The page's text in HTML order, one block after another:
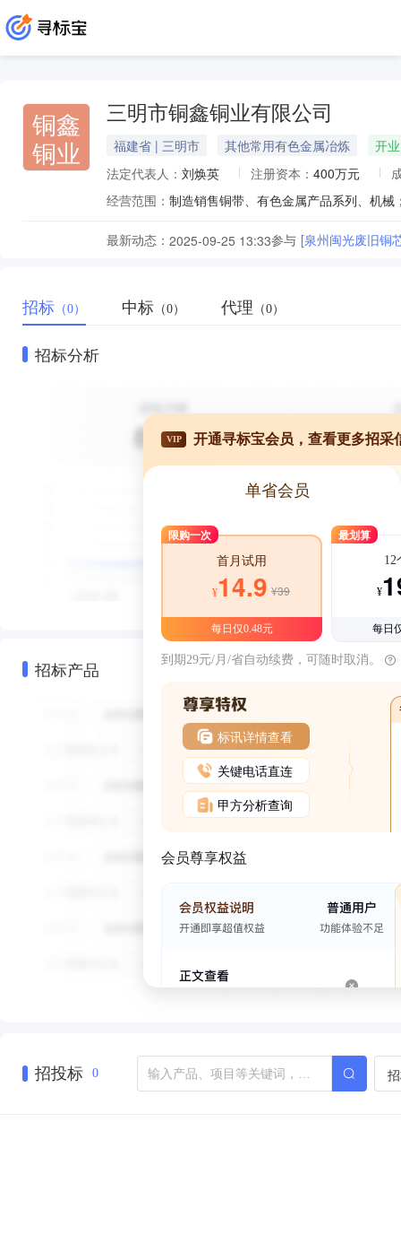
铜鑫
铜业
三明市铜鑫铜业有限公司
福建省 | 三明市 其他常用有色金属冶炼
开业
法定代表人： 刘焕英 注册资本： 400万元
经营范围： 制造销售铜带、有色金属产品系列、机
最新动态： 2025-09-25 13:33参与 [泉州闽光废旧铜
招标 （0） 中标 （0） 代理 （0）
招标分析
招标产品
VIP 开通寻标宝会员，查看更多招采
单省会员
限购一次
首月试用
¥14.9 ¥39
每日仅0.48元
最划算
12
¥
每日
到期29元/月/省自动续费，可随时取消。
标讯详情查看
关键电话直连
甲方分析查询
会员尊享权益
招投标 0